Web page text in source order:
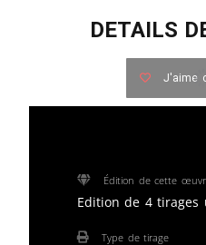
DETAILS
J'aime
Édition de cette
Edition de 4
Type de tirage